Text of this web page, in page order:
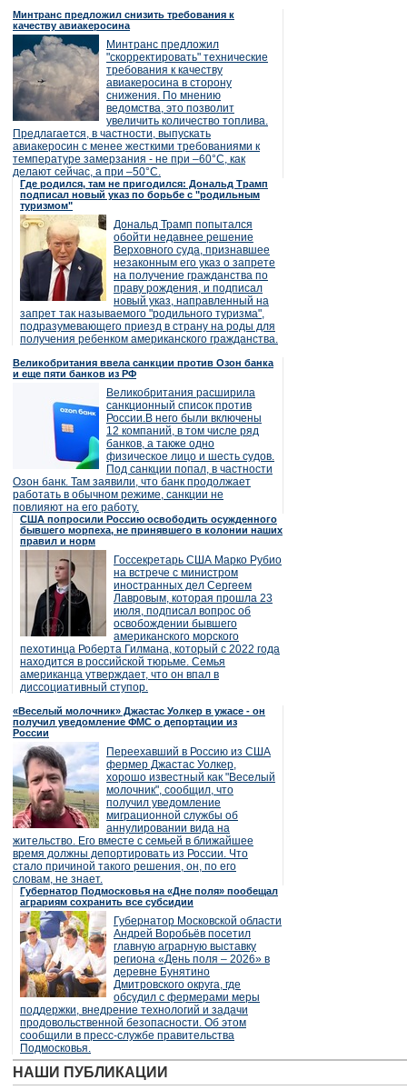
Минтранс предложил снизить требования к
качеству авиакеросина
Минтранс предложил
"скорректировать" технические
требования к качеству
авиакеросина в сторону
снижения. По мнению
ведомства, это позволит
увеличить количество топлива.
Предлагается, в частности, выпускать
авиакеросин с менее жесткими требованиями к
температуре замерзания - не при –60°C, как
делают сейчас, а при –50°C.
Где родился, там не пригодился: Дональд Трамп
подписал новый указ по борьбе с "родильным
туризмом"
Дональд Трамп попытался
обойти недавнее решение
Верховного суда, признавшее
незаконным его указ о запрете
на получение гражданства по
праву рождения, и подписал
новый указ, направленный на
запрет так называемого "родильного туризма",
подразумевающего приезд в страну на роды для
получения ребенком американского гражданства.
Великобритания ввела санкции против Озон банка
и еще пяти банков из РФ
Великобритания расширила
санкционный список против
России.В него были включены
12 компаний, в том числе ряд
банков, а также одно
физическое лицо и шесть судов.
Под санкции попал, в частности
Озон банк. Там заявили, что банк продолжает
работать в обычном режиме, санкции не
повлияют на его работу.
США попросили Россию освободить осужденного
бывшего морпеха, не принявшего в колонии наших
правил и норм
Госсекретарь США Марко Рубио
на встрече с министром
иностранных дел Сергеем
Лавровым, которая прошла 23
июля, подписал вопрос об
освобождении бывшего
американского морского
пехотинца Роберта Гилмана, который с 2022 года
находится в российской тюрьме. Семья
американца утверждает, что он впал в
диссоциативный ступор.
«Веселый молочник» Джастас Уолкер в ужасе - он
получил уведомление ФМС о депортации из
России
Переехавший в Россию из США
фермер Джастас Уолкер,
хорошо известный как "Веселый
молочник", сообщил, что
получил уведомление
миграционной службы об
аннулировании вида на
жительство. Его вместе с семьей в ближайшее
время должны депортировать из России. Что
стало причиной такого решения, он, по его
словам, не знает.
Губернатор Подмосковья на «Дне поля» пообещал
аграриям сохранить все субсидии
Губернатор Московской области
Андрей Воробьёв посетил
главную аграрную выставку
региона «День поля – 2026» в
деревне Бунятино
Дмитровского округа, где
обсудил с фермерами меры
поддержки, внедрение технологий и задачи
продовольственной безопасности. Об этом
сообщили в пресс-службе правительства
Подмосковья.
НАШИ ПУБЛИКАЦИИ